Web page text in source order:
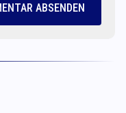
ABSENDEN